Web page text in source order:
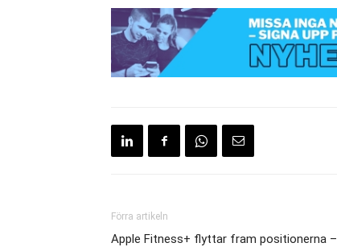
Förra artikeln
Apple Fitness+ flyttar fram positionerna –